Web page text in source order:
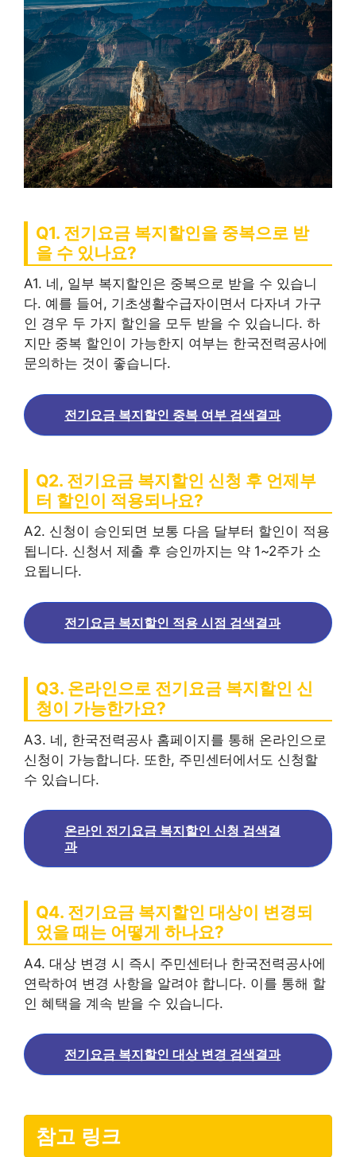
Q1. 전기요금 복지할인을 중복으로 받
을 수 있나요?
A1. 네, 일부 복지할인은 중복으로 받을 수 있습니
다. 예를 들어, 기초생활수급자이면서 다자녀 가구
인 경우 두 가지 할인을 모두 받을 수 있습니다. 하
지만 중복 할인이 가능한지 여부는 한국전력공사에
문의하는 것이 좋습니다.
전기요금 복지할인 중복 여부 검색결과
Q2. 전기요금 복지할인 신청 후 언제부
터 할인이 적용되나요?
A2. 신청이 승인되면 보통 다음 달부터 할인이 적용
됩니다. 신청서 제출 후 승인까지는 약 1~2주가 소
요됩니다.
전기요금 복지할인 적용 시점 검색결과
Q3. 온라인으로 전기요금 복지할인 신
청이 가능한가요?
A3. 네, 한국전력공사 홈페이지를 통해 온라인으로
신청이 가능합니다. 또한, 주민센터에서도 신청할
수 있습니다.
온라인 전기요금 복지할인 신청 검색결
과
Q4. 전기요금 복지할인 대상이 변경되
었을 때는 어떻게 하나요?
A4. 대상 변경 시 즉시 주민센터나 한국전력공사에
연락하여 변경 사항을 알려야 합니다. 이를 통해 할
인 혜택을 계속 받을 수 있습니다.
전기요금 복지할인 대상 변경 검색결과
참고 링크